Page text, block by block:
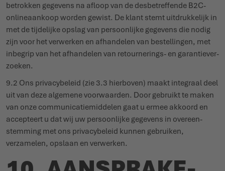
betrokken gegevens na afloop van de desbe­treffende B2C-
onli­ne­aankoop worden gewist. De klant stemt uitdruk­kelijk in
met de tijdelijke opslag van persoonlijke gegevens die nodig
zijn voor het verwerken en afhandelen van bestel­lingen, met
inbegrip van het afhandelen van retour­nerings- en garan­tie­ver­
zoeken.
9.2 Ons priva­cy­beleid (zie 3.3 hierboven) maakt integraal deel
uit van deze algemene voor­waarden. Door gebruikt te maken
van onze commu­ni­ca­tie­middelen gaat u ermee akkoord en
accepteert u dat wij uw persoonlijke gegevens in over­een­
stemming met ons priva­cy­beleid kunnen gebruiken,
verzamelen, opslaan en verwerken.